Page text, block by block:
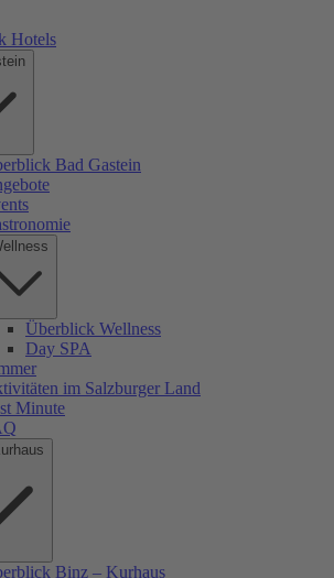
Hotels
Bad Gastein
Überblick Wellness
Day SPA
im Salzburger Land
Minute
Binz – Kurhaus